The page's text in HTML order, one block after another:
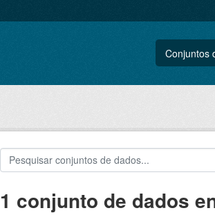
Conjuntos
1 conjunto de dados